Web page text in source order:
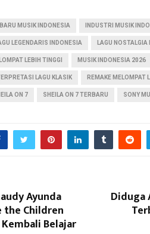
MUSIK INDONESIA INDUSTRI MUSIK
LEGENDARIS INDONESIA LAGU
LEBIH TINGGI MUSIK INDONESIA 2026
LAGU KLASIK REMAKE MELOMPAT
ON 7 SHEILA ON 7 TERBARU SONY
Ayunda
the Children
Belajar
Diduga